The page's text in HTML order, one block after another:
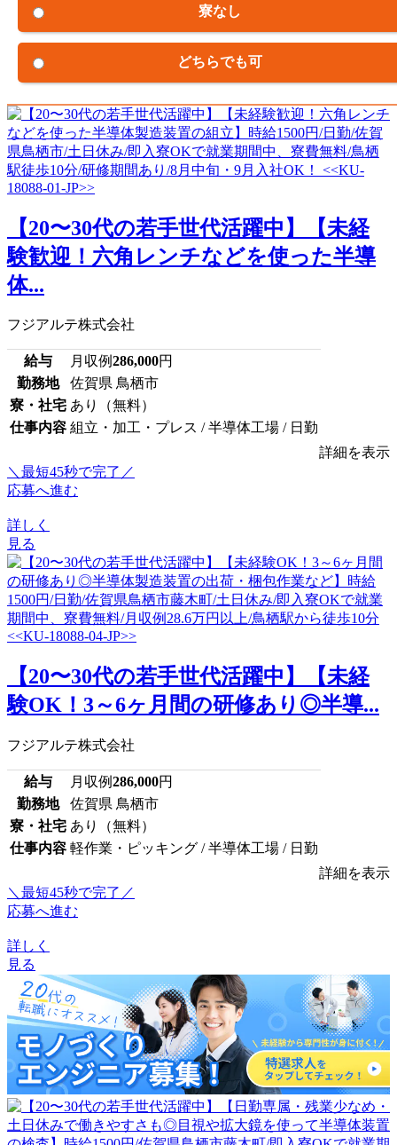
寮なし
どちらでも可
【20〜30代の若手世代活躍中】【未経
験歓迎！六角レンチなどを使った半導
体...
フジアルテ株式会社
給与 月収例286,000円
勤務地
佐賀県 鳥栖市
寮・社宅 あり（無料）
仕事内容 組立・加工・プレス / 半導体工場 / 日勤
詳細を表示
＼最短45秒で完了／
応募へ進む
詳しく
見る
【20〜30代の若手世代活躍中】【未経
験OK！3～6ヶ月間の研修あり◎半導...
フジアルテ株式会社
給与 月収例286,000円
勤務地
佐賀県 鳥栖市
寮・社宅 あり（無料）
仕事内容 軽作業・ピッキング / 半導体工場 / 日勤
詳細を表示
＼最短45秒で完了／
応募へ進む
詳しく
見る